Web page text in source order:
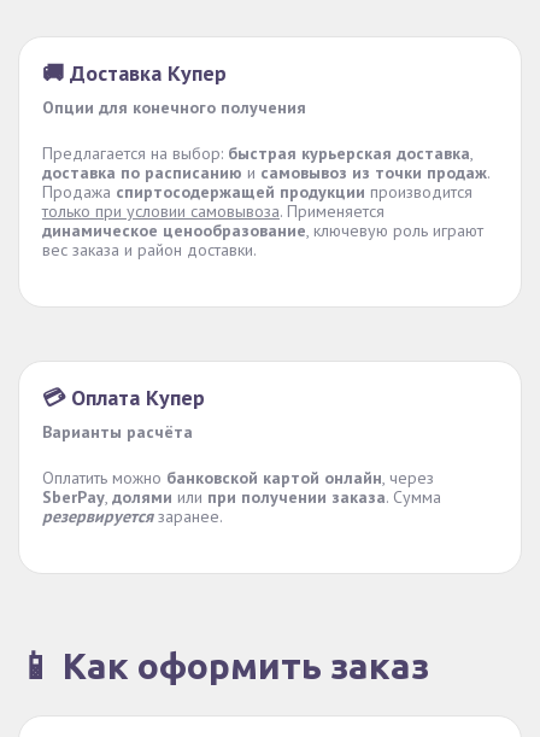
🚚 Доставка Купер
Опции для конечного получения
Предлагается на выбор: быстрая курьерская доставка,
доставка по расписанию и самовывоз из точки продаж.
Продажа спиртосодержащей продукции производится
только при условии самовывоза. Применяется
динамическое ценообразование, ключевую роль играют
вес заказа и район доставки.
💳 Оплата Купер
Варианты расчёта
Оплатить можно банковской картой онлайн, через
SberPay, долями или при получении заказа. Сумма
резервируетсязаранее.
📱 Как оформить заказ